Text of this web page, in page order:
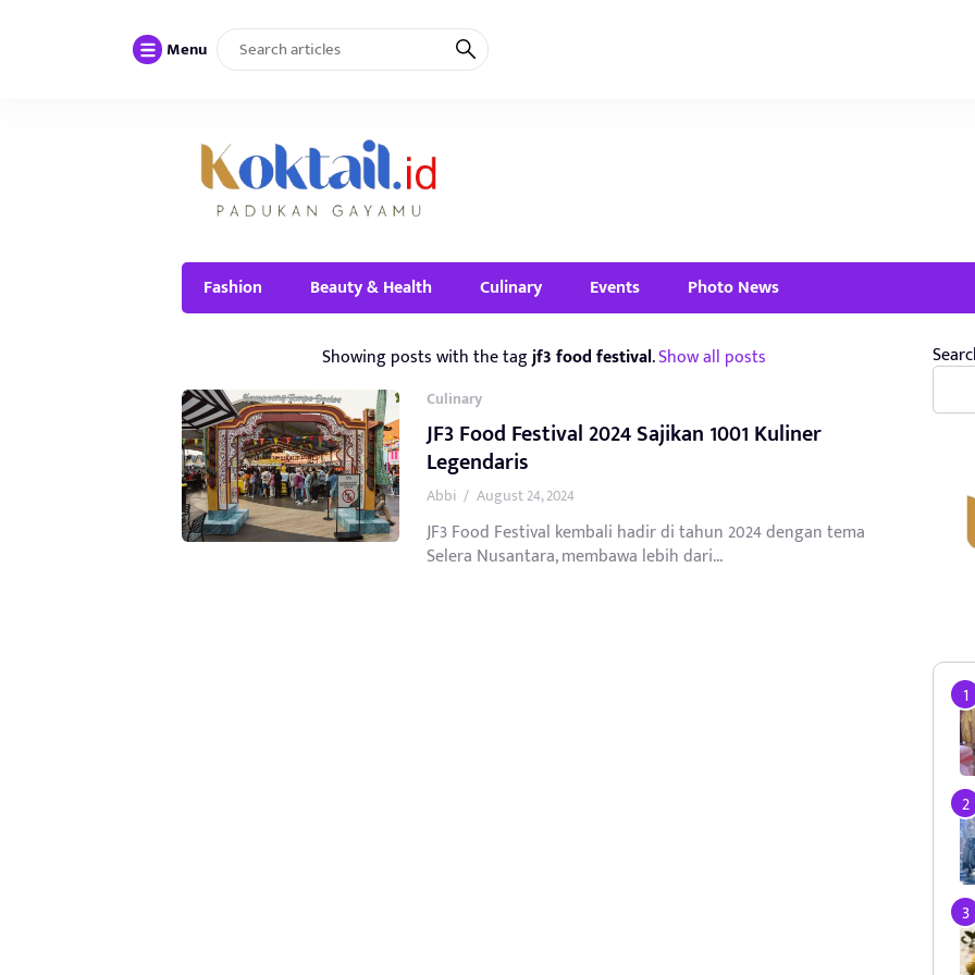
Menu
Fashion Beauty & Health Culinary Events Photo News
Showing posts with the tagjf3 food festival.Show all posts
Culinary
JF3 Food Festival 2024 Sajikan 1001 Kuliner
Legendaris
Abbi / August 24, 2024
JF3 Food Festival kembali hadir di tahun 2024 dengan tema
Selera Nusantara, membawa lebih dari...